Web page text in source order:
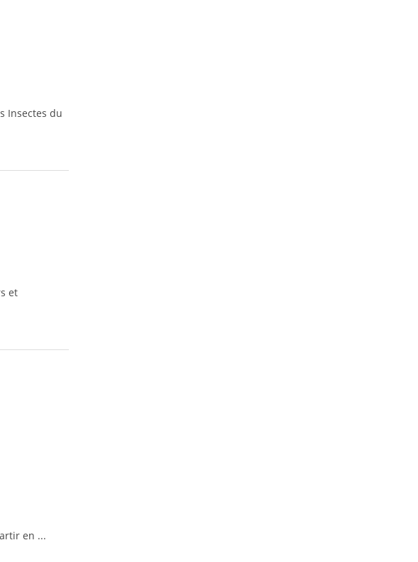
Insectes du
et
en ...